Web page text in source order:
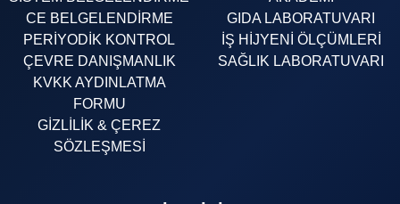
CE BELGELENDİRME
PERİYODİK KONTROL
ÇEVRE DANIŞMANLIK
KVKK AYDINLATMA
FORMU
GİZLİLİK & ÇEREZ
SÖZLEŞMESİ
GIDA LABORATUVARI
İŞ HİJYENİ ÖLÇÜMLERİ
SAĞLIK LABORATUVARI